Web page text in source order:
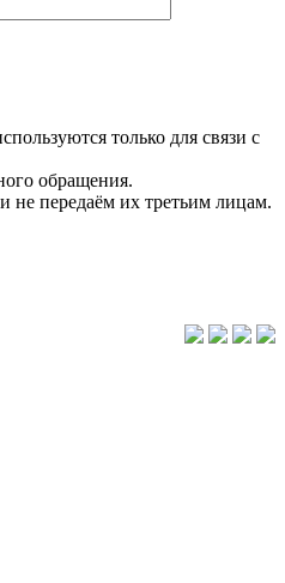
только для связи с
обращения.
передаём их третьим лицам.